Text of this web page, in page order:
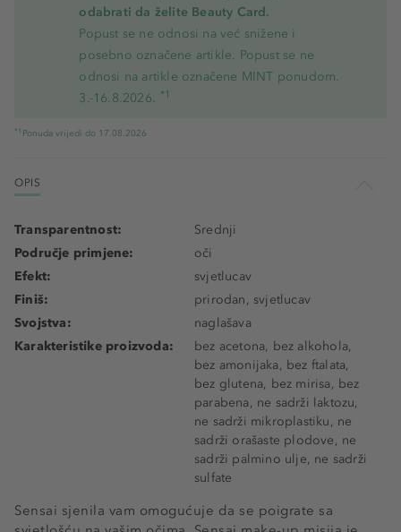
odabrati da želite Beauty Card.
Popust se ne odnosi na već snižene i
posebno označene artikle. Popust se ne
odnosi na artikle označene MINT ponudom.
3.-16.8.2026. *1
*1 Ponuda vrijedi do 17.08.2026
OPIS
Sensai sjenila vam omogućuje da se poigrate sa
Transparentnost:
Srednji
Područje primjene:
oči
Efekt:
svjetlucav
Finiš:
prirodan, svjetlucav
Svojstva:
naglašava
Karakteristike proizvoda:
bez acetona, bez alkohola,
bez amonijaka, bez ftalata,
bez glutena, bez mirisa, bez
parabena, ne sadrži laktozu,
ne sadrži mikroplastiku, ne
sadrži orašaste plodove, ne
sadrži palmino ulje, ne sadrži
sulfate